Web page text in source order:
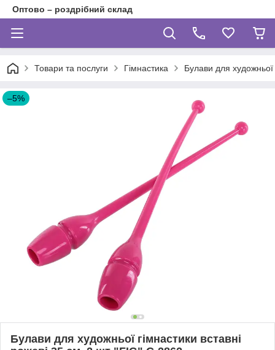
Оптово – роздрібний склад
Товари та послуги Гімнастика Булави для художньої
–5%
Булави для художньої гімнастики вставні